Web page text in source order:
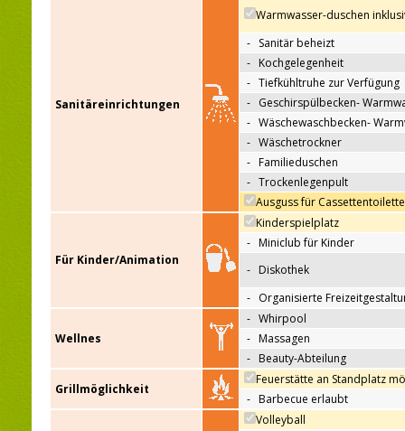
Sanitäreinrichtungen
Warmwasser-duschen
- Sanitär beheizt
- Kochgelegenheit
- Tiefkühltruhe zur Verfügung
- Geschirspülbecken-
- Wäschewaschbecken-
- Wäschetrockner
- Familieduschen
- Trockenlegenpult
Ausguss für
Für Kinder/Animation
Kinderspielplatz
- Miniclub für Kinder
- Diskothek
- Organisierte
Wellnes
- Whirpool
- Massagen
- Beauty-Abteilung
Grillmöglichkeit
Feuerstätte an Standplatz
- Barbecue erlaubt
Volleyball